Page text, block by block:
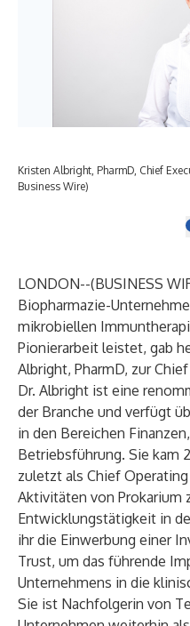
Kristen Albright, PharmD, Chief
Business Wire)
LONDON--(BUSINESS
Biopharmazie-
mikrobiellen
Pionierarbeit leistet, gab
Albright, PharmD, zur
Dr. Albright ist eine
der Branche und verfügt
in den Bereichen
Betriebsführung. Sie kam
zuletzt als Chief
Aktivitäten von Prokarium
Entwicklungstätigkeit in
ihr die Einwerbung einer
Trust, um das führende
Unternehmens in die
Sie ist Nachfolgerin von